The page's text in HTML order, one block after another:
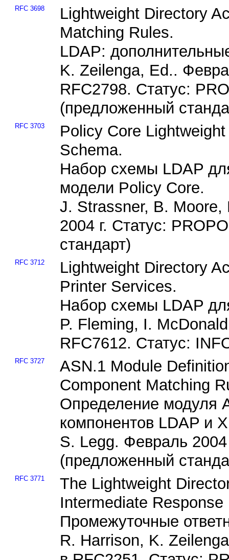
RFC 3698
Lightweight Directory
Matching Rules.
LDAP:
K. Zeilenga, Ed..
RFC2798. Статус:
(предложенный
RFC 3703
Policy Core
Schema.
Набор схемы LDAP
модели Policy Core.
J. Strassner, B.
2004 г. Статус:
стандарт)
RFC 3712
Lightweight Directory
Printer Services.
Набор схемы LDAP
P. Fleming, I.
RFC7612. Статус:
RFC 3727
ASN.1 Module
Component Matching
Определение модуля
компонентов LDAP и
S. Legg. Февраль
(предложенный
RFC 3771
The Lightweight
Intermediate
Промежуточные
R. Harrison, K.